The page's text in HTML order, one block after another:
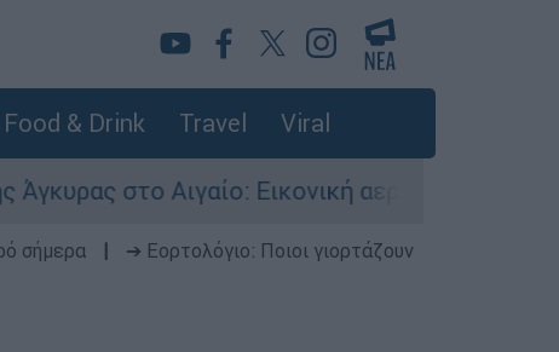
Food & Drink Travel Viral
στο Αιγαίο: Εικονική αερομαχία ανάμεσα σε
σήμερα
➔ Εορτολόγιο: Ποιοι γιορτάζουν